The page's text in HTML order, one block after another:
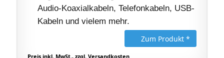
Audio-Koaxialkabeln, Telefonkabeln, USB-
Kabeln und vielem mehr.
Zum Produkt *
Preis inkl. MwSt., zzgl. Versandkosten